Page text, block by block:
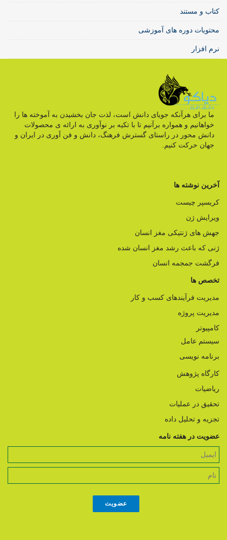
کتاب و مستند
محتویات دوره های آموزشی
نرم افزار
ما برای هرآنکه جویای دانش است، لذت جان بخشیدن به آموخته ها را
خواهانیم و همواره برآنیم تا با تکیه بر نوآوری به ارائه ی محصولات
دانش محور در راستای گسترش فرهنگ، دانش و فن آوری در ایران و
جهان حرکت کنیم.
آخرین نوشته ها
کریسپر چیست
ویرایش ژن
جهش های ژنتیکی مغز انسان
ژنی که باعث رشد مغز انسان شده
فرگشت جمجمه انسان
تخصص ها
مدیریت فرآیندهای کسب و کار
مدیریت پروژه
کامپیوتر
سیستم عامل
برنامه نویسی
کارگاه پژوهش
ریاضیات
تحقیق در عملیات
تجزیه و تحلیل داده
عضویت در هفته نامه